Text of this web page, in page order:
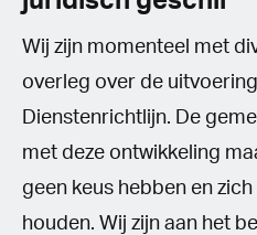
Wij zijn momenteel met
overleg over de
Dienstenrichtlijn. De
met deze ontwikkeling
geen keus hebben en
houden. Wij zijn aan het